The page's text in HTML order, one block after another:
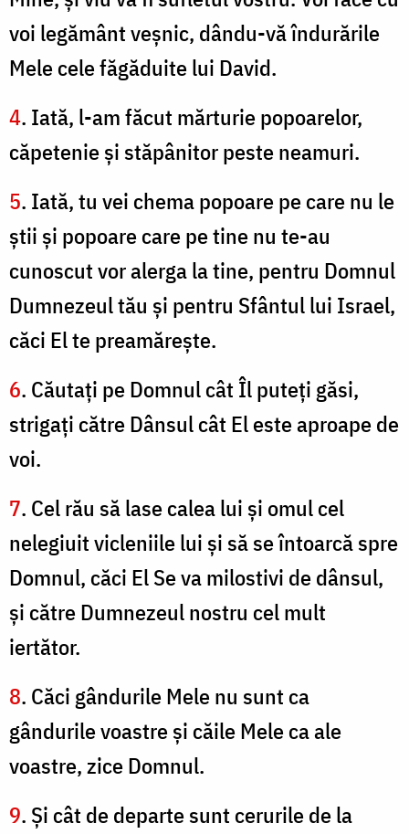
voi legământ veşnic, dându-vă îndurările
Mele cele făgăduite lui David.
4. Iată, l-am făcut mărturie popoarelor,
căpetenie şi stăpânitor peste neamuri.
5. Iată, tu vei chema popoare pe care nu le
ştii şi popoare care pe tine nu te-au
cunoscut vor alerga la tine, pentru Domnul
Dumnezeul tău şi pentru Sfântul lui Israel,
căci El te preamăreşte.
6. Căutaţi pe Domnul cât Îl puteţi găsi,
strigaţi către Dânsul cât El este aproape de
voi.
7. Cel rău să lase calea lui şi omul cel
nelegiuit vicleniile lui şi să se întoarcă spre
Domnul, căci El Se va milostivi de dânsul,
şi către Dumnezeul nostru cel mult
iertător.
8. Căci gândurile Mele nu sunt ca
gândurile voastre şi căile Mele ca ale
voastre, zice Domnul.
9. Şi cât de departe sunt cerurile de la